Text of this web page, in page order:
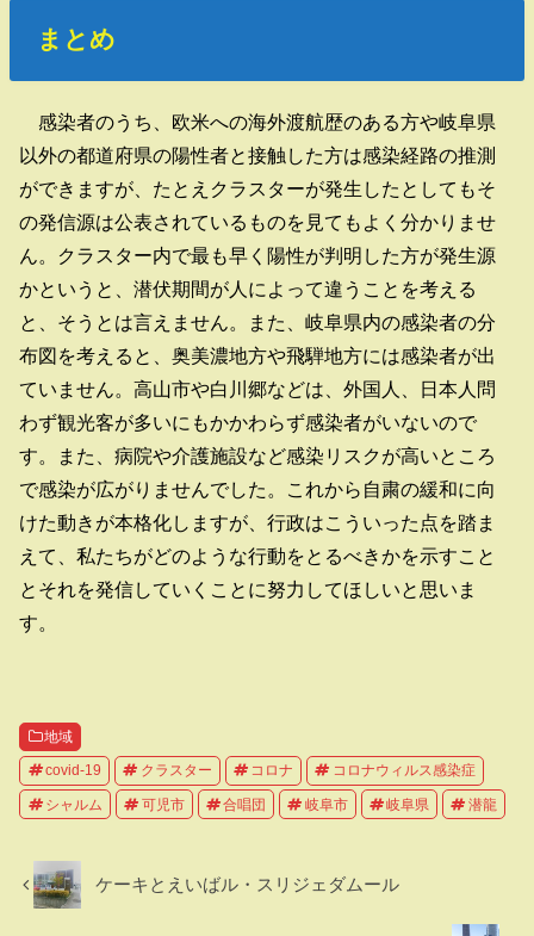
まとめ
感染者のうち、欧米への海外渡航歴のある方や岐阜県
以外の都道府県の陽性者と接触した方は感染経路の推測
ができますが、たとえクラスターが発生したとしてもそ
の発信源は公表されているものを見てもよく分かりませ
ん。クラスター内で最も早く陽性が判明した方が発生源
かというと、潜伏期間が人によって違うことを考える
と、そうとは言えません。また、岐阜県内の感染者の分
布図を考えると、奥美濃地方や飛騨地方には感染者が出
ていません。高山市や白川郷などは、外国人、日本人問
わず観光客が多いにもかかわらず感染者がいないので
す。また、病院や介護施設など感染リスクが高いところ
で感染が広がりませんでした。これから自粛の緩和に向
けた動きが本格化しますが、行政はこういった点を踏ま
えて、私たちがどのような行動をとるべきかを示すこと
とそれを発信していくことに努力してほしいと思いま
す。
地域
covid-19 クラスター コロナ コロナウィルス感染症
シャルム 可児市 合唱団 岐阜市 岐阜県 潜龍
ケーキとえいばル・スリジェダムール